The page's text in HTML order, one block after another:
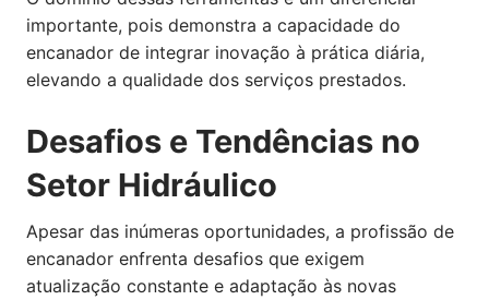
importante, pois demonstra a capacidade do
encanador de integrar inovação à prática diária,
elevando a qualidade dos serviços prestados.
Desafios e Tendências no
Setor Hidráulico
Apesar das inúmeras oportunidades, a profissão de
encanador enfrenta desafios que exigem
atualização constante e adaptação às novas